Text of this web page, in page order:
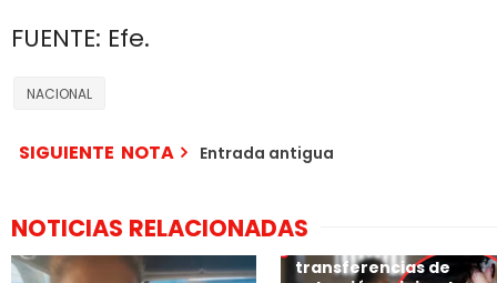
FUENTE: Efe.
NACIONAL
SIGUIENTE NOTA Entrada antigua
NOTICIAS RELACIONADASLos bancos de México
transferencias de